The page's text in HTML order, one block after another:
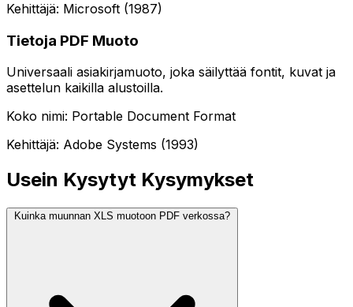
Kehittäjä: Microsoft (1987)
Tietoja PDF Muoto
Universaali asiakirjamuoto, joka säilyttää fontit, kuvat ja
asettelun kaikilla alustoilla.
Koko nimi: Portable Document Format
Kehittäjä: Adobe Systems (1993)
Usein Kysytyt Kysymykset
Kuinka muunnan XLS muotoon PDF verkossa?